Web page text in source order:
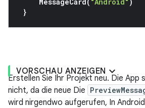
}
VORSCHAU ANZEIGEN
Erstellen Sie Ihr Projekt neu. Die App
nicht, da die neue Die
wird nirgendwo aufgerufen, In